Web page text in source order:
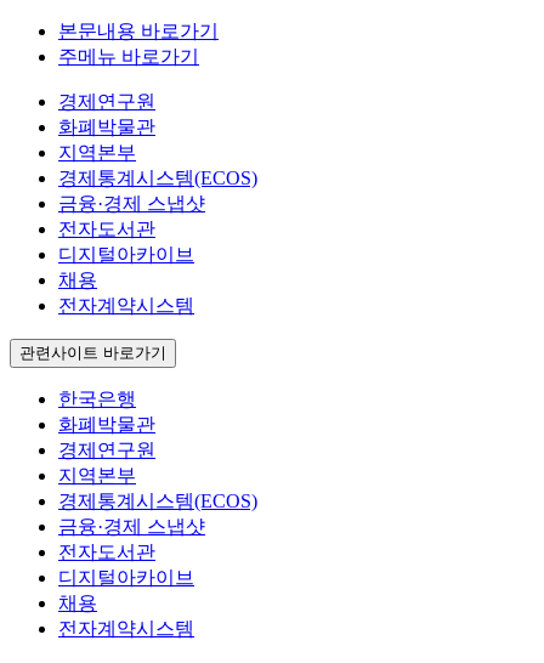
본문내용 바로가기
주메뉴 바로가기
경제연구원
화폐박물관
지역본부
경제통계시스템(ECOS)
금융·경제 스냅샷
전자도서관
디지털아카이브
채용
전자계약시스템
관련사이트 바로가기
한국은행
화폐박물관
경제연구원
지역본부
경제통계시스템(ECOS)
금융·경제 스냅샷
전자도서관
디지털아카이브
채용
전자계약시스템